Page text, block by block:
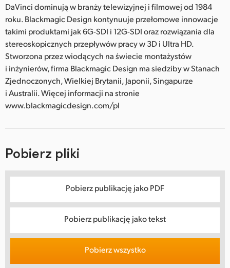
DaVinci dominują w branży telewizyjnej i filmowej od 1984
roku. Blackmagic Design kontynuuje przełomowe innowacje
takimi produktami jak 6G-SDI i 12G-SDI oraz rozwiązania dla
stereoskopicznych przepływów pracy w 3D i Ultra HD.
Stworzona przez wiodących na świecie montażystów
i inżynierów, firma Blackmagic Design ma siedziby w Stanach
Zjednoczonych, Wielkiej Brytanii, Japonii, Singapurze
i Australii. Więcej informacji na stronie
www.blackmagicdesign.com/pl
Pobierz pliki
Pobierz publikację jako PDF
Pobierz publikację jako tekst
Pobierz wszystko